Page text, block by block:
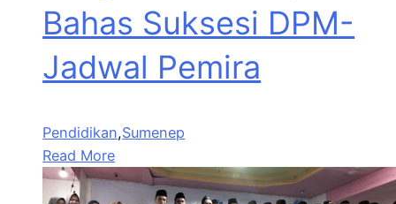
Bahas Suksesi DPM-
Jadwal Pemira
Pendidikan,Sumenep
Read More